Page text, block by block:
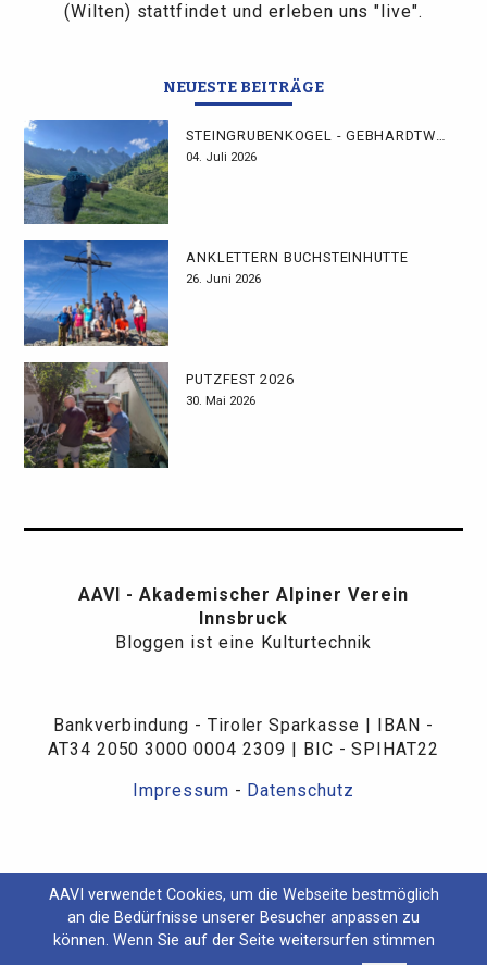
(Wilten) stattfindet und erleben uns "live".
NEUESTE BEITRÄGE
STEINGRUBENKOGEL - GEBHARDTWEG
04. Juli 2026
ANKLETTERN BUCHSTEINHÜTTE
26. Juni 2026
PUTZFEST 2026
30. Mai 2026
AAVI - Akademischer Alpiner Verein
Innsbruck
Bloggen ist eine Kulturtechnik
Bankverbindung - Tiroler Sparkasse | IBAN -
AT34 2050 3000 0004 2309 | BIC - SPIHAT22
Impressum - Datenschutz
AAVI verwendet Cookies, um die Webseite bestmöglich
an die Bedürfnisse unserer Besucher anpassen zu
können. Wenn Sie auf der Seite weitersurfen stimmen